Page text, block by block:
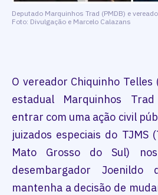
Deputado Marquinhos Trad (PMDB) e
Foto: Divulgação e Marcelo Calazans
O vereador Chiquinho Telles
estadual Marquinhos
entrar com uma ação civil
juizados especiais do TJMS
Mato Grosso do Sul)
desembargador Joenildo
mantenha a decisão de